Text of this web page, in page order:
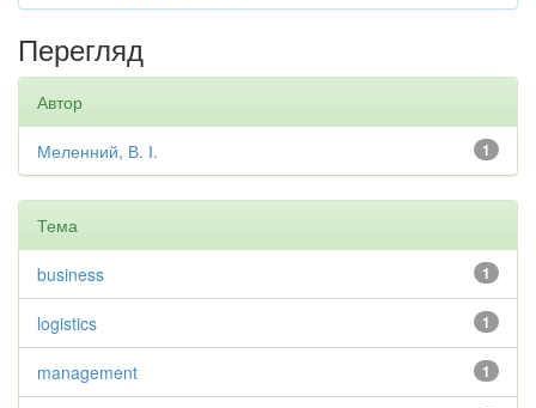
Перегляд
Автор
1
Меленний, В. І.
Тема
1
business
1
logistics
1
management